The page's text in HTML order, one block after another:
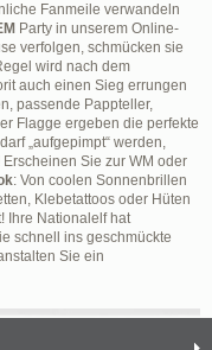
Fanmeile verwandeln
Party in unserem Online-
verfolgen, schmücken sie
wird nach dem
auch einen Sieg errungen
passende Pappteller,
Flagge ergeben die perfekte
„aufgepimpt“ werden,
Sie zur WM oder
: Von coolen Sonnenbrillen
Klebetattoos oder Hüten
Ihre Nationalelf hat
schnell ins geschmückte
Sie ein